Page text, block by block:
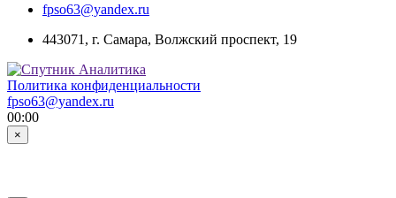
fpso63@yandex.ru
443071, г. Самара, Волжский проспект, 19
Политика конфиденциальности
fpso63@yandex.ru
00:00
×